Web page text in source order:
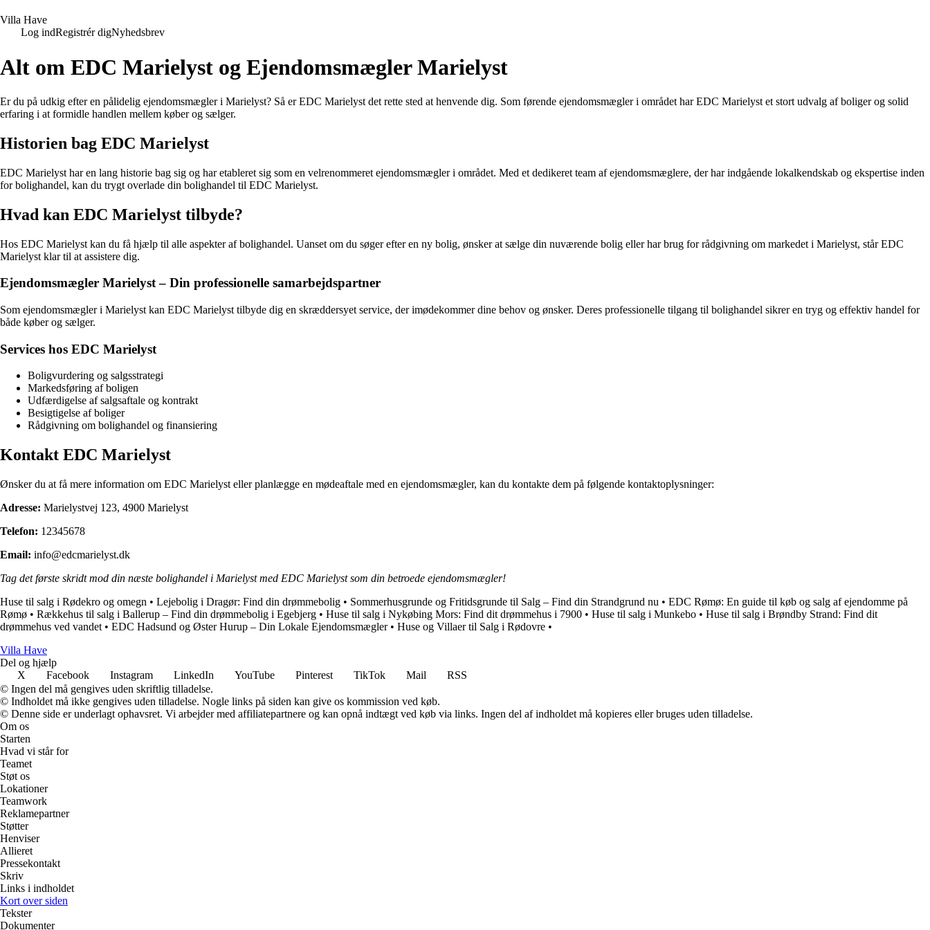
Villa Have
Log indRegistrér digNyhedsbrev
Alt om EDC Marielyst og Ejendomsmægler Marielyst
Er du på udkig efter en pålidelig ejendomsmægler i Marielyst? Så er EDC Marielyst det rette sted at henvende dig. Som førende ejendomsmægler i området har EDC Marielyst et stort udvalg af boliger og solid
erfaring i at formidle handlen mellem køber og sælger.
Historien bag EDC Marielyst
EDC Marielyst har en lang historie bag sig og har etableret sig som en velrenommeret ejendomsmægler i området. Med et dedikeret team af ejendomsmæglere, der har indgående lokalkendskab og ekspertise inden
for bolighandel, kan du trygt overlade din bolighandel til EDC Marielyst.
Hvad kan EDC Marielyst tilbyde?
Hos EDC Marielyst kan du få hjælp til alle aspekter af bolighandel. Uanset om du søger efter en ny bolig, ønsker at sælge din nuværende bolig eller har brug for rådgivning om markedet i Marielyst, står EDC
Marielyst klar til at assistere dig.
Ejendomsmægler Marielyst – Din professionelle samarbejdspartner
Som ejendomsmægler i Marielyst kan EDC Marielyst tilbyde dig en skræddersyet service, der imødekommer dine behov og ønsker. Deres professionelle tilgang til bolighandel sikrer en tryg og effektiv handel for
både køber og sælger.
Services hos EDC Marielyst
Boligvurdering og salgsstrategi
Markedsføring af boligen
Udfærdigelse af salgsaftale og kontrakt
Besigtigelse af boliger
Rådgivning om bolighandel og finansiering
Kontakt EDC Marielyst
Ønsker du at få mere information om EDC Marielyst eller planlægge en mødeaftale med en ejendomsmægler, kan du kontakte dem på følgende kontaktoplysninger:
Adresse: Marielystvej 123, 4900 Marielyst
Telefon: 12345678
Email: info@edcmarielyst.dk
Tag det første skridt mod din næste bolighandel i Marielyst med EDC Marielyst som din betroede ejendomsmægler!
Huse til salg i Rødekro og omegn • Lejebolig i Dragør: Find din drømmebolig • Sommerhusgrunde og Fritidsgrunde til Salg – Find din Strandgrund nu • EDC Rømø: En guide til køb og salg af ejendomme på
Rømø • Rækkehus til salg i Ballerup – Find din drømmebolig i Egebjerg • Huse til salg i Nykøbing Mors: Find dit drømmehus i 7900 • Huse til salg i Munkebo • Huse til salg i Brøndby Strand: Find dit
drømmehus ved vandet • EDC Hadsund og Øster Hurup – Din Lokale Ejendomsmægler• Huse og Villaer til Salg i Rødovre •
Villa Have
Del og hjælp
X
Facebook Instagram LinkedIn YouTube Pinterest TikTok Mail
RSS
© Ingen del må gengives uden skriftlig tilladelse.
© Indholdet må ikke gengives uden tilladelse. Nogle links på siden kan give os kommission ved køb.
© Denne side er underlagt ophavsret. Vi arbejder med affiliatepartnere og kan opnå indtægt ved køb via links. Ingen del af indholdet må kopieres eller bruges uden tilladelse.
Om os
Starten
Hvad vi står for
Teamet
Støt os
Lokationer
Teamwork
Reklamepartner
Støtter
Henviser
Allieret
Pressekontakt
Skriv
Links i indholdet
Kort over siden
Tekster
Dokumenter